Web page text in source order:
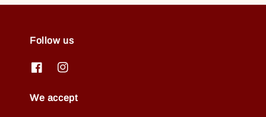
Follow us
We accept